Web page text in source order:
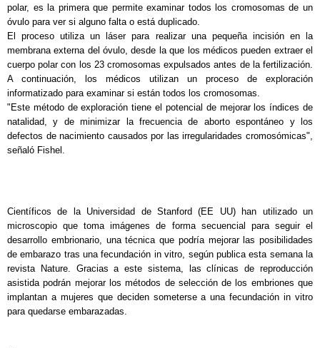
polar, es la primera que permite examinar todos los cromosomas de un
óvulo para ver si alguno falta o está duplicado.
El proceso utiliza un láser para realizar una pequeña incisión en la
membrana externa del óvulo, desde la que los médicos pueden extraer el
cuerpo polar con los 23 cromosomas expulsados antes de la fertilización.
A continuación, los médicos utilizan un proceso de exploración
informatizado para examinar si están todos los cromosomas.
"Este método de exploración tiene el potencial de mejorar los índices de
natalidad, y de minimizar la frecuencia de aborto espontáneo y los
defectos de nacimiento causados por las irregularidades cromosómicas",
señaló Fishel.
Científicos de la Universidad de Stanford (EE UU) han utilizado un
microscopio que toma imágenes de forma secuencial para seguir el
desarrollo embrionario, una técnica que podría mejorar las posibilidades
de embarazo tras una fecundación in vitro, según publica esta semana la
revista Nature. Gracias a este sistema, las clínicas de reproducción
asistida podrán mejorar los métodos de selección de los embriones que
implantan a mujeres que deciden someterse a una fecundación in vitro
para quedarse embarazadas.